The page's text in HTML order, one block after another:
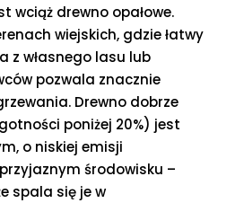
wciąż drewno opałowe.
wiejskich, gdzie łatwy
z własnego lasu lub
pozwala znacznie
Drewno dobrze
poniżej 20%) jest
o niskiej emisji
środowisku –
spala się je w